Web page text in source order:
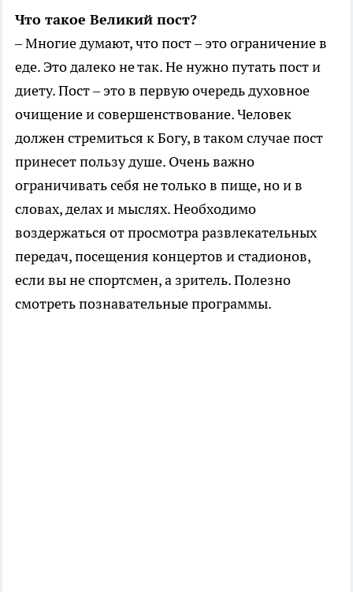
Что такое Великий пост?
– Многие думают, что пост – это ограничение в
еде. Это далеко не так. Не нужно путать пост и
диету. Пост – это в первую очередь духовное
очищение и совершенствование. Человек
должен стремиться к Богу, в таком случае пост
принесет пользу душе. Очень важно
ограничивать себя не только в пище, но и в
словах, делах и мыслях. Необходимо
воздержаться от просмотра развлекательных
передач, посещения концертов и стадионов,
если вы не спортсмен, а зритель. Полезно
смотреть познавательные программы.